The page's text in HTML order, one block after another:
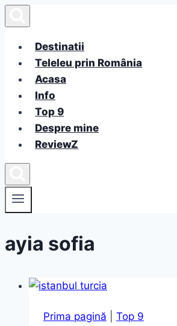
to
contentDestinatii
Teleleu prin România
Acasa
Info
Top 9
Despre mine
ReviewZ
ayia sofia
Prima pagină Top 9